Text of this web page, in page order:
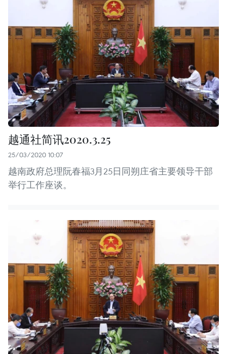
越通社简讯2020.3.25
25/03/2020 10:07
越南政府总理阮春福3月25日同朔庄省主要领导干部
举行工作座谈。